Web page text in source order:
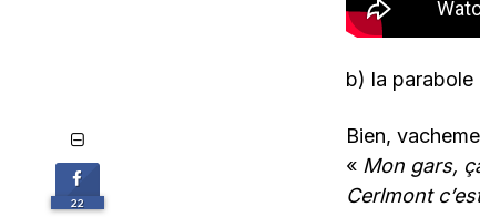
b) la
Bien,
« Mon gars,
Cerlmont
22